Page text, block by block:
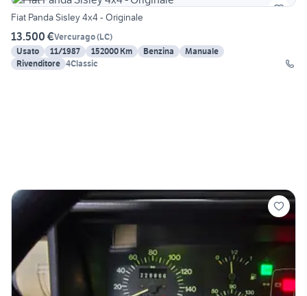
Fiat Panda Sisley 4x4 - Originale
13.500 €Vercurago(LC)
Usato
11/1987 152000 Km Benzina
Manuale
Rivenditore 4Classic